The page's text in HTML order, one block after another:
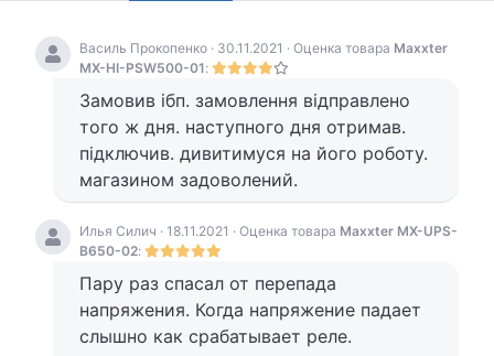
Василь Прокопенко · 30.11.2021 · Оценка товара Maxxter
MX-HI-PSW500-01:
Замовив ібп. замовлення відправлено
того ж дня. наступного дня отримав.
підключив. дивитимуся на його роботу.
магазином задоволений.
Илья Силич · 18.11.2021 · Оценка товара Maxxter MX-UPS-
B650-02:
Пару раз спасал от перепада
напряжения. Когда напряжение падает
слышно как срабатывает реле.